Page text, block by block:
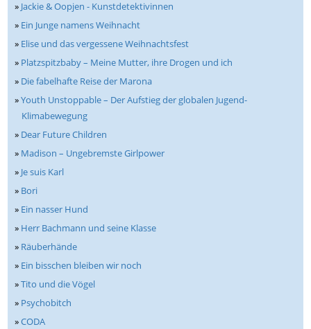
» Jackie & Oopjen - Kunstdetektivinnen
» Ein Junge namens Weihnacht
» Elise und das vergessene Weihnachtsfest
» Platzspitzbaby – Meine Mutter, ihre Drogen und ich
» Die fabelhafte Reise der Marona
»Youth Unstoppable – Der Aufstieg der globalen Jugend-
Klimabewegung
» Dear Future Children
» Madison – Ungebremste Girlpower
» Je suis Karl
» Bori
» Ein nasser Hund
» Herr Bachmann und seine Klasse
» Räuberhände
» Ein bisschen bleiben wir noch
»Tito und die Vögel
» Psychobitch
»CODA